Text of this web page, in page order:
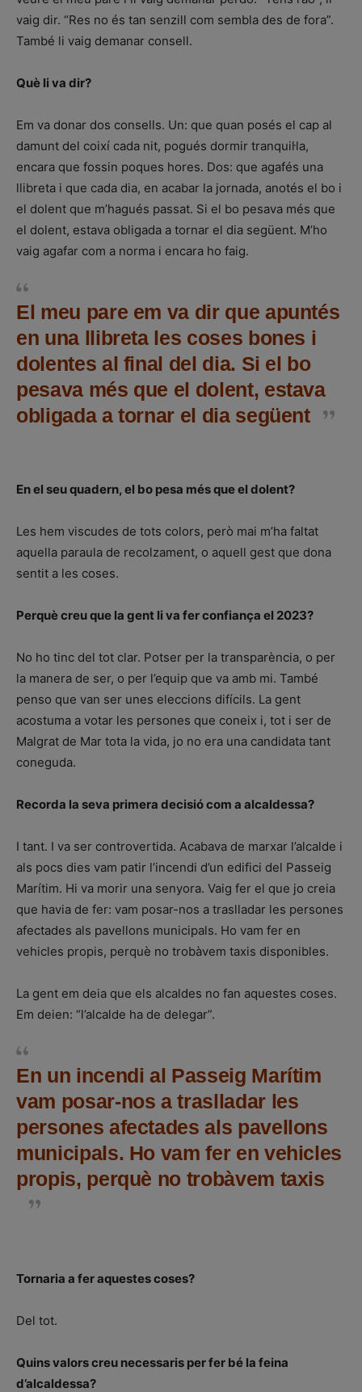
vaig dir. “Res no és tan senzill com sembla des de fora”.
També li vaig demanar consell.
Què li va dir?
Em va donar dos consells. Un: que quan posés el cap al
damunt del coixí cada nit, pogués dormir tranquil·la,
encara que fossin poques hores. Dos: que agafés una
llibreta i que cada dia, en acabar la jornada, anotés el bo i
el dolent que m’hagués passat. Si el bo pesava més que
el dolent, estava obligada a tornar el dia següent. M’ho
vaig agafar com a norma i encara ho faig.
El meu pare em va dir que apuntés
en una llibreta les coses bones i
dolentes al final del dia. Si el bo
pesava més que el dolent, estava
obligada a tornar el dia següent
En el seu quadern, el bo pesa més que el dolent?
Les hem viscudes de tots colors, però mai m’ha faltat
aquella paraula de recolzament, o aquell gest que dona
sentit a les coses.
Perquè creu que la gent li va fer confiança el 2023?
No ho tinc del tot clar. Potser per la transparència, o per
la manera de ser, o per l’equip que va amb mi. També
penso que van ser unes eleccions difícils. La gent
acostuma a votar les persones que coneix i, tot i ser de
Malgrat de Mar tota la vida, jo no era una candidata tant
coneguda.
Recorda la seva primera decisió com a alcaldessa?
I tant. I va ser controvertida. Acabava de marxar l’alcalde i
als pocs dies vam patir l’incendi d’un edifici del Passeig
Marítim. Hi va morir una senyora. Vaig fer el que jo creia
que havia de fer: vam posar-nos a traslladar les persones
afectades als pavellons municipals. Ho vam fer en
vehicles propis, perquè no trobàvem taxis disponibles.
La gent em deia que els alcaldes no fan aquestes coses.
Em deien: “l’alcalde ha de delegar”.
En un incendi al Passeig Marítim
vam posar-nos a traslladar les
persones afectades als pavellons
municipals. Ho vam fer en vehicles
propis, perquè no trobàvem taxis
Tornaria a fer aquestes coses?
Del tot.
Quins valors creu necessaris per fer bé la feina
d’alcaldessa?